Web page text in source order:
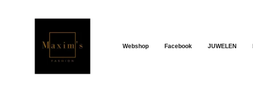
Webshop Facebook JUWELEN